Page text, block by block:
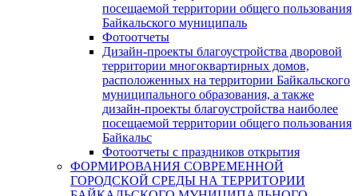
посещаемой территории общего пользования
Байкальского муниципаль
Фотоотчеты
Дизайн-проекты благоустройства дворовой
территории многоквартирных домов,
расположенных на территории Байкальского
муниципального образования, а также
дизайн-проекты благоустройства наиболее
посещаемой территории общего пользования
Байкальс
Фотоотчеты с праздников открытия
ФОРМИРОВАНИЯ СОВРЕМЕННОЙ
ГОРОДСКОЙ СРЕДЫ НА ТЕРРИТОРИИ